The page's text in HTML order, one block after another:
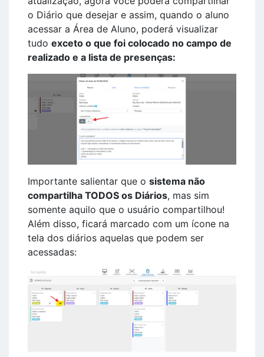
o Diário que desejar e assim, quando o aluno
acessar a Área de Aluno, poderá visualizar
tudo exceto o que foi colocado no campo de
realizado e a lista de presenças:
Importante salientar que o sistema não
compartilha TODOS os Diários, mas sim
somente aquilo que o usuário compartilhou!
Além disso, ficará marcado com um ícone na
tela dos diários aquelas que podem ser
acessadas: